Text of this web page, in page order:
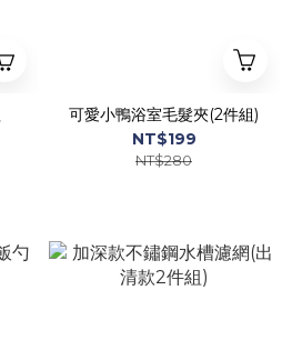
可愛小鴨浴室毛髮夾(2件組)
NT$199
NT$280